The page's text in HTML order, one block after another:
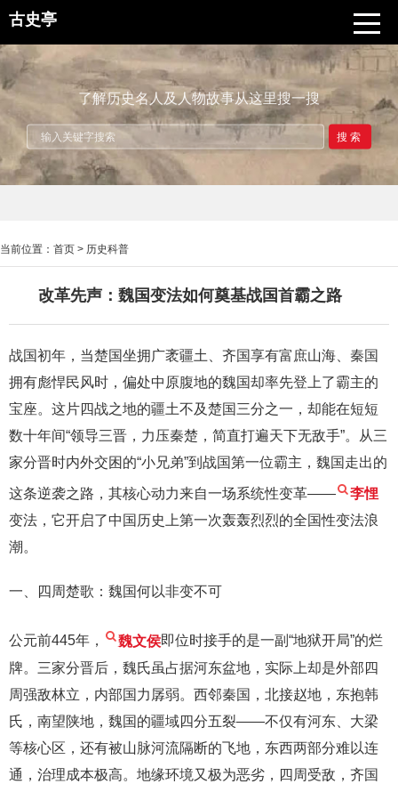
古史亭
了解历史名人及人物故事从这里搜一搜
搜索
当前位置： 首页 > 历史科普
改革先声：魏国变法如何奠基战国首霸之路
战国初年，当楚国坐拥广袤疆土、齐国享有富庶山海、秦国
拥有彪悍民风时，偏处中原腹地的魏国却率先登上了霸主的
宝座。这片四战之地的疆土不及楚国三分之一，却能在短短
数十年间“领导三晋，力压秦楚，简直打遍天下无敌手”。从三
家分晋时内外交困的“小兄弟”到战国第一位霸主，魏国走出的
这条逆袭之路，其核心动力来自一场系统性变革——
李悝
变法，它开启了中国历史上第一次轰轰烈烈的全国性变法浪
潮。
一、四周楚歌：魏国何以非变不可
公元前445年， 魏文侯即位时接手的是一副“地狱开局”的烂
牌。三家分晋后，魏氏虽占据河东盆地，实际上却是外部四
周强敌林立，内部国力孱弱。西邻秦国，北接赵地，东抱韩
氏，南望陕地，魏国的疆域四分五裂——不仅有河东、大梁
等核心区，还有被山脉河流隔断的飞地，东西两部分难以连
通，治理成本极高。地缘环境又极为恶劣，四周受敌，齐国